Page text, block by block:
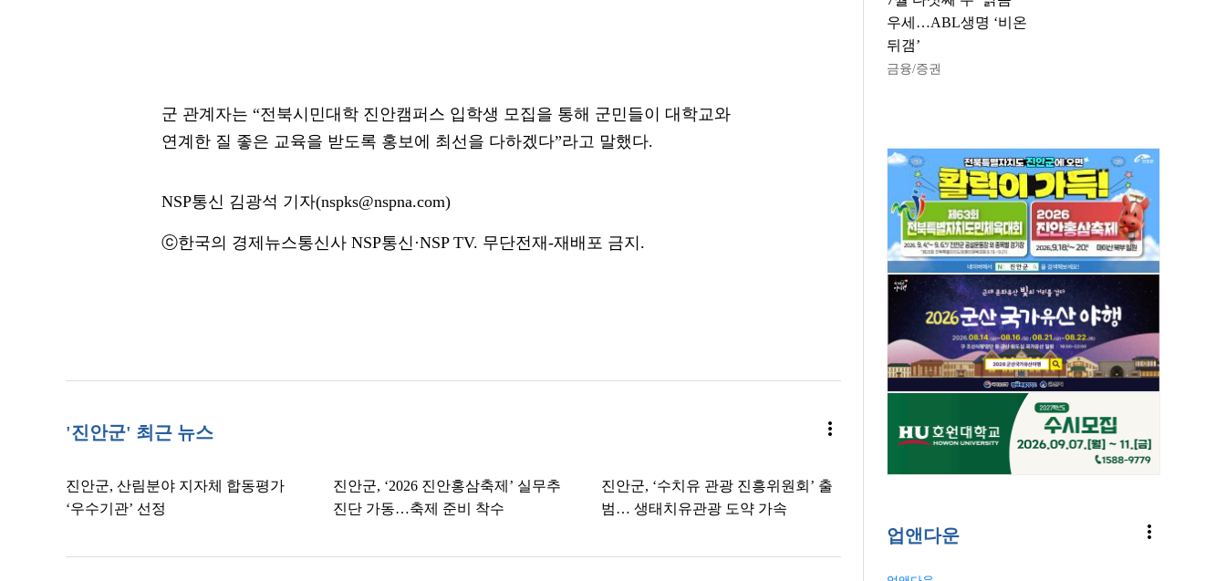
군 관계자는 “전북시민대학 진안캠퍼스 입학생 모집을 통해 군민들이 대학교와
연계한 질 좋은 교육을 받도록 홍보에 최선을 다하겠다”라고 말했다.
NSP통신 김광석 기자(nspks@nspna.com)
ⓒ한국의 경제뉴스통신사 NSP통신·NSP TV. 무단전재-재배포 금지.
'진안군' 최근 뉴스 more_vert
진안군, 산림분야 지자체 합동평가
‘우수기관’ 선정
진안군, ‘2026 진안홍삼축제’ 실무추
진단 가동…축제 준비 착수
진안군, ‘수치유 관광 진흥위원회’ 출
범… 생태치유관광 도약 가속
우세…ABL생명 ‘비온
뒤갬’
금융/증권
업앤다운 more_vert